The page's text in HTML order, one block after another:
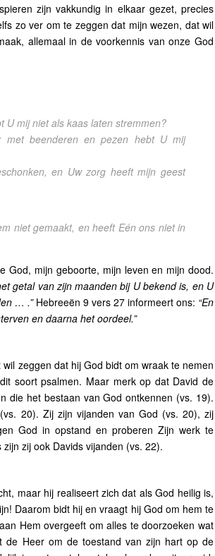
zijn vakkundig in elkaar gezet, precies
zo ver om te zeggen dat mijn wezen, dat wil
allemaal in de voorkennis van onze God
U mij niet als kaas laten stremmen?
beenderen en pezen hebt U mij
en Uw zorg heeft mijn geest
niet gemaakt, en heeft Eén ons niet in
God, mijn geboorte, mijn leven en mijn dood.
getal van zijn maanden bij U bekend is, en U
… .”Hebreeën 9 vers 27 informeert ons: “En
en daarna het oordeel.”
zeggen dat hij God bidt om wraak te nemen
soort psalmen. Maar merk op dat David de
die het bestaan van God ontkennen (vs. 19).
20). Zij zijn vijanden van God (vs. 20), zij
God in opstand en proberen Zijn werk te
zij ook Davids vijanden (vs. 22).
maar hij realiseert zich dat als God heilig is,
Daarom bidt hij en vraagt hij God om hem te
Hem overgeeft om alles te doorzoeken wat
de Heer om de toestand van zijn hart op de